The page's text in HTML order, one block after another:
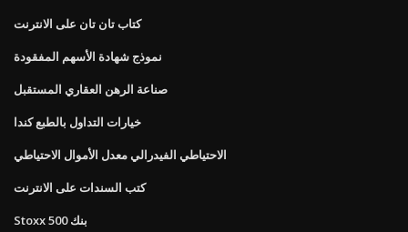
كتاب تان تان على الانترنت
نموذج شهادة الأسهم المفقودة
صناعة الرهن العقاري المستقبل
خيارات التداول بالطبع كندا
الاحتياطي الفيدرالي معدل الأموال الاحتياطي
كتب السندات على الانترنت
Stoxx 500 بنك